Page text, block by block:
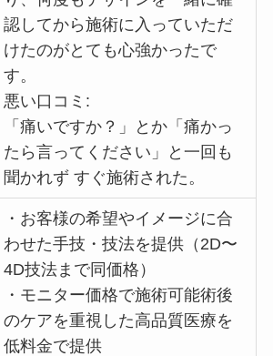
認してから施術に入っていただ
けたのがとても心強かったで
す。
悪い口コミ:
「痛いですか？」とか「痛かっ
たら言ってください」と一回も
聞かれず すぐ施術された。
・ お客様の希望やイメージに合
わせた手技・技法を提供（2D〜
4D技法まで同価格）
・ モニター価格で施術可能術後
のケアを重視した高品質医療を
低料金で提供